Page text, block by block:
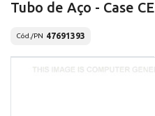
Tubo de Aço - Case CE
Cód./PN 47691393